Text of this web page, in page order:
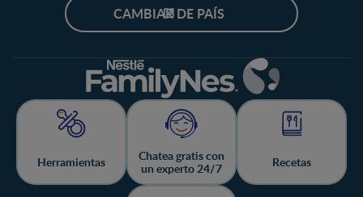
CAMBIAR DE PAÍS
Herramientas
Chatea gratis con
un experto 24/7
Recetas